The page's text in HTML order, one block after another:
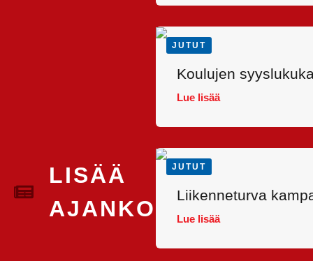
LISÄÄ
AJANKOHTAISTA
JUTUT
Koulujen
Lue lisää
JUTUT
Liikenneturva
Lue lisää